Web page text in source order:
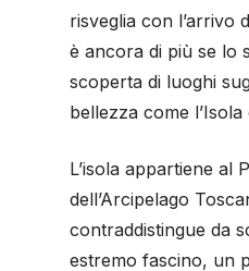
risveglia con l’arrivo
è ancora di più se lo
scoperta di luoghi
bellezza come l’Isola
L’isola appartiene al
dell’Arcipelago
contraddistingue da
estremo fascino, un